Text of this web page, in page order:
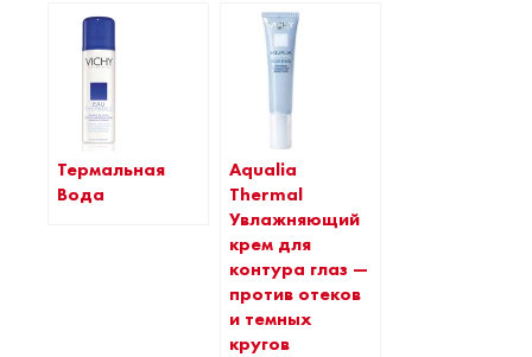
Термальная
Вода
Aqualia
Thermal
Увлажняющий
крем для
контура глаз —
против отеков
и темных
кругов